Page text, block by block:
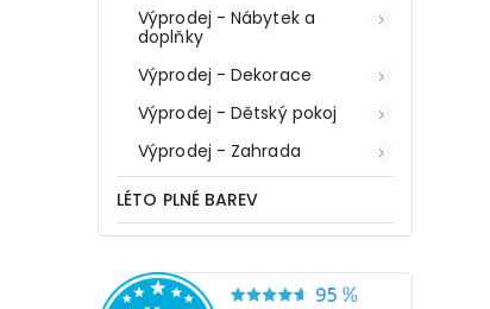
Výprodej - Nábytek a
doplňky
Výprodej - Dekorace
Výprodej - Dětský pokoj
Výprodej - Zahrada
LÉTO PLNÉ BAREV
919 Kč
Do košíku